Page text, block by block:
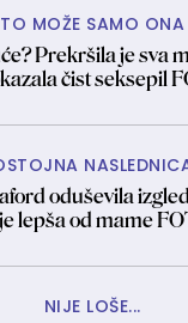
TO MOŽE SAMO ONA
Prekršila je sva
čist seksepil
oduševila
lepša od mame
NIJE LOŠE...